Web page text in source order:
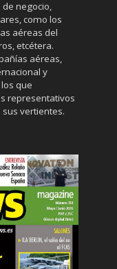
negocio,
como los
aéreas del
etcétera.
aéreas,
y
que
representativos
vertientes.